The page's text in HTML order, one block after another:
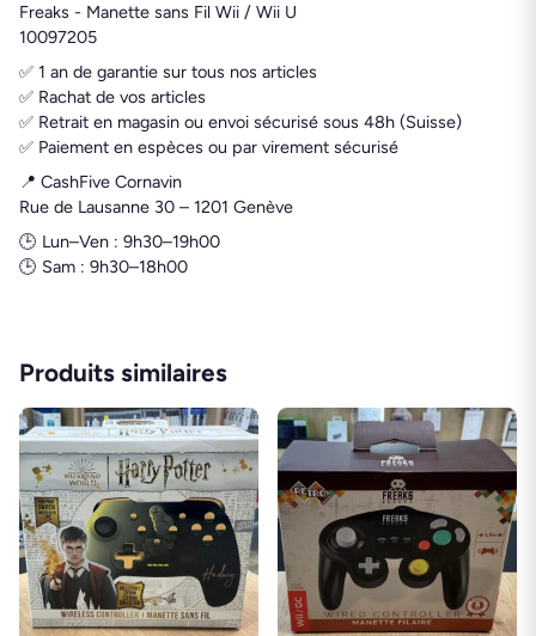
Freaks - Manette sans Fil Wii / Wii U
10097205
✅ 1 an de garantie sur tous nos articles
✅ Rachat de vos articles
✅ Retrait en magasin ou envoi sécurisé sous 48h (Suisse)
✅ Paiement en espèces ou par virement sécurisé
📍 CashFive Cornavin
Rue de Lausanne 30 – 1201 Genève
🕒 Lun–Ven : 9h30–19h00
🕒 Sam : 9h30–18h00
Produits similaires